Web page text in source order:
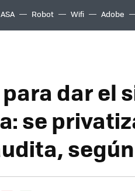
Robot Wifi Adobe
dar el
se